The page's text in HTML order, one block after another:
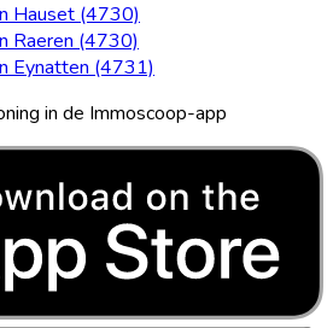
Hauset (4730)
Raeren (4730)
Eynatten (4731)
in de Immoscoop-app